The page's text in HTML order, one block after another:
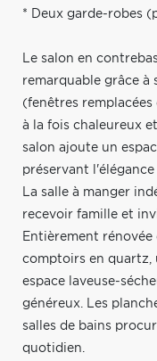
* Deux garde-robes
Le salon en
remarquable grâce à
(fenêtres
à la fois chaleureux
salon ajoute un
préservant l'élégance
La salle à manger
recevoir famille et
Entièrement rénovée
comptoirs en quartz,
espace laveuse-
généreux. Les
salles de bains
quotidien.